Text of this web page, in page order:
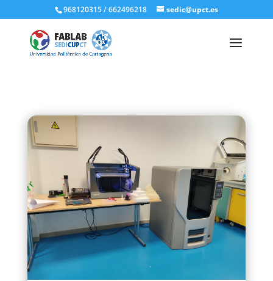
968120315 / 662496218 sedic@upct.es